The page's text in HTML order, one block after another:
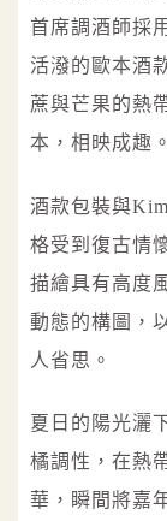
首席調酒師採
活潑的歐本酒
蔗與芒果的熱
本，相映成趣。
酒款包裝與
格受到復古情
描繪具有高度
動態的構圖，
人省思。
夏日的陽光灑
橘調性，在熱
華，瞬間將嘉